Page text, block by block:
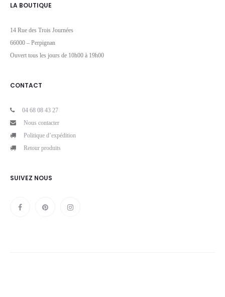
LA BOUTIQUE
14 Rue des Trois Journées
66000 – Perpignan
Ouvert tous les jours de 10h00 à 19h00
CONTACT
04 68 08 43 27
Nous contacter
Politique d’expédition
Retour produits
SUIVEZ NOUS